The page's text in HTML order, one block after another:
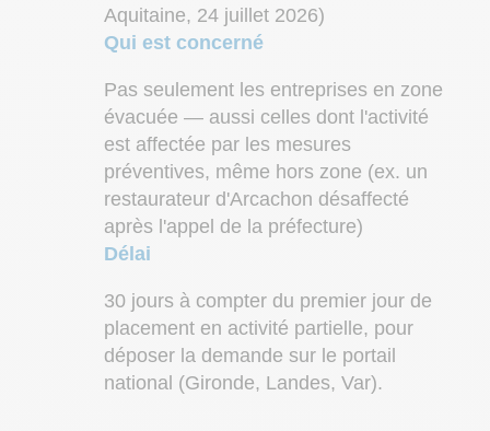
Aquitaine, 24 juillet 2026)
Qui est concerné
Pas seulement les entreprises en zone
évacuée — aussi celles dont l'activité
est affectée par les mesures
préventives, même hors zone (ex. un
restaurateur d'Arcachon désaffecté
après l'appel de la préfecture)
Délai
30 jours à compter du premier jour de
placement en activité partielle, pour
déposer la demande sur le portail
national (Gironde, Landes, Var).